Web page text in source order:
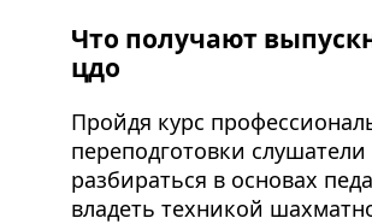
Что получают
цдо
Пройдя курс
переподготовки слушатели
разбираться в основах
владеть техникой